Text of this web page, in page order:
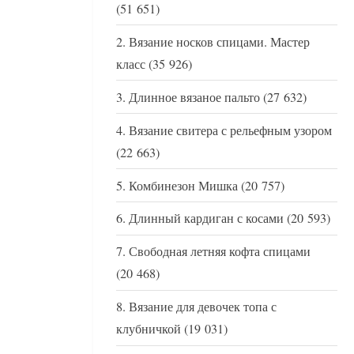
(51 651)
Вязание носков спицами. Мастер
класс(35 926)
Длинное вязаное пальто(27 632)
Вязание свитера с рельефным узором
(22 663)
Комбинезон Мишка(20 757)
Длинный кардиган с косами (20 593)
Свободная летняя кофта спицами
(20 468)
Вязание для девочек топа с
клубничкой (19 031)